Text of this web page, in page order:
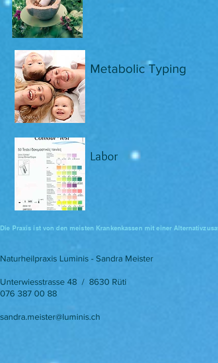
Metabolic Typing
Labor
Die Praxis ist von den meisten Krankenkassen mit einer
Naturheilpraxis Luminis - Sandra Meister
Unterwiesstrasse 48 / 8630 Rüti
076 387 00 88
sandra.meister@luminis.ch